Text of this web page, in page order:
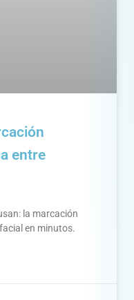
entre
la marcación
en minutos.